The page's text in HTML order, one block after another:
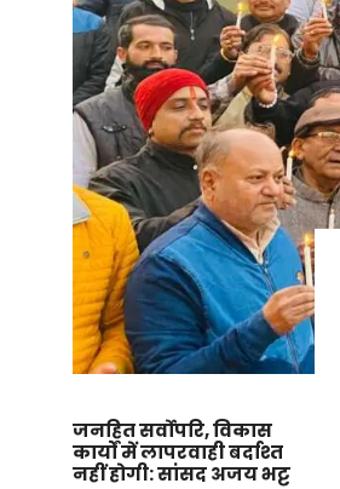
जनहित सर्वोपरि, विकास
कार्यों में लापरवाही बर्दाश्त
नहीं होगी: सांसद अजय भट्ट